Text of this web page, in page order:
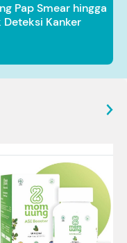
Pap Smear hingga
Deteksi Kanker